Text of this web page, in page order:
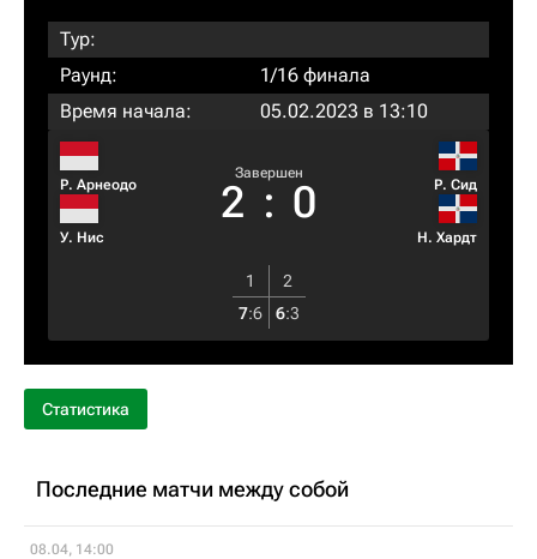
Тур:
Раунд:
1/16 финала
Время начала:
05.02.2023 в 13:10
Р. Арнеодо
У. Нис
Завершен
2 : 0 Р. Сид
Н. Хардт
1
2
7:6 6:3
Статистика
Последние матчи между собой
08.04, 14:00